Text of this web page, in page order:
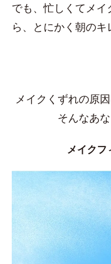
でも、忙しくてメ
ら、とにかく朝のキ
メイクくずれの原
そんなあ
メイクフ